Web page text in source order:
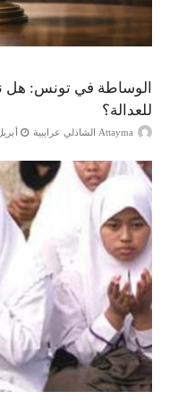
الوساطة في تونس: هل
للعدالة؟
Attayma الشاذلي عرايبية أبريل 16,